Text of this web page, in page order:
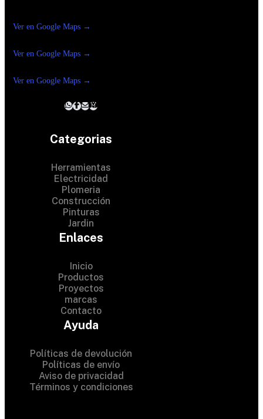
Ver en Google Maps →
Ver en Google Maps →
Ver en Google Maps →
Categorias
Herramientas
Electricidad
Plomeria
Construcción
Pinturas
Jardin
Enlaces
Inicio
Productos
Proyectos
marcas
Contacto
Ayuda
Políticas de devolución
Políticas de envío
Aviso de privacidad
Términos y condiciones